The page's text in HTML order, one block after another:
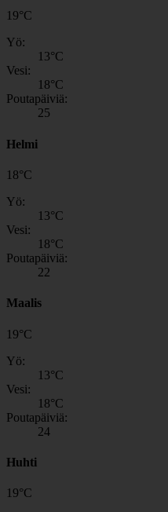
19°C
Yö:
13°C
Vesi:
18°C
Poutapäiviä:
25
Helmi
18°C
Yö:
13°C
Vesi:
18°C
Poutapäiviä:
22
Maalis
19°C
Yö:
13°C
Vesi:
18°C
Poutapäiviä:
24
Huhti
19°C